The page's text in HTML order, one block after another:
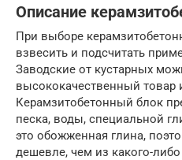
Описание
При выборе
взвесить и подсчитать
Заводские от кустарных
высококачественный
Керамзитобетонный блок
песка, воды, специальной
это обожженная глина,
дешевле, чем из какого-либо